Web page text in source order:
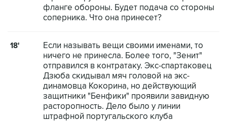
фланге обороны. Будет подача со стороны
соперника. Что она принесет?
18'
Если называть вещи своими именами, то
ничего не принесла. Более того, "Зенит"
отправился в контратаку. Экс-спартаковец
Дзюба скидывал мяч головой на экс-
динамовца Кокорина, но действующий
защитники "Бенфики" проявили завидную
расторопность. Дело было у линии
штрафной португальского клуба